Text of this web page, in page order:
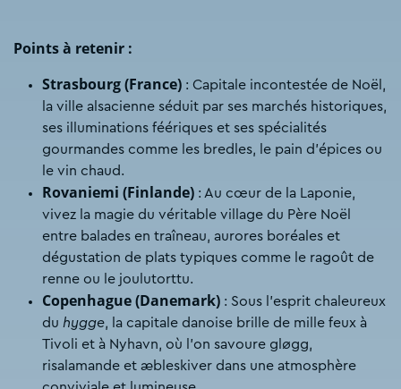
Points à retenir :
Strasbourg (France) : Capitale incontestée de Noël,
la ville alsacienne séduit par ses marchés historiques,
ses illuminations féériques et ses spécialités
gourmandes comme les bredles, le pain d’épices ou
le vin chaud.
Rovaniemi (Finlande) : Au cœur de la Laponie,
vivez la magie du véritable village du Père Noël
entre balades en traîneau, aurores boréales et
dégustation de plats typiques comme le ragoût de
renne ou le joulutorttu.
Copenhague (Danemark) : Sous l’esprit chaleureux
du hygge, la capitale danoise brille de mille feux à
Tivoli et à Nyhavn, où l’on savoure gløgg,
risalamande et æbleskiver dans une atmosphère